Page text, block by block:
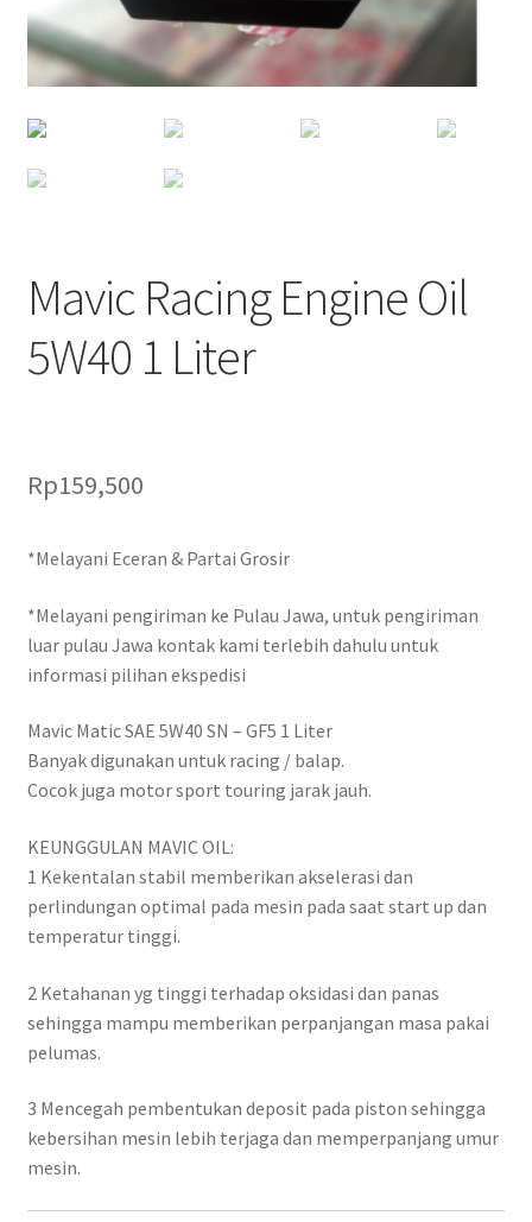
Mavic Racing Engine Oil
5W40 1 Liter
Rp159,500
*Melayani Eceran & Partai Grosir
*Melayani pengiriman ke Pulau Jawa, untuk pengiriman
luar pulau Jawa kontak kami terlebih dahulu untuk
informasi pilihan ekspedisi
Mavic Matic SAE 5W40 SN – GF5 1 Liter
Banyak digunakan untuk racing / balap.
Cocok juga motor sport touring jarak jauh.
KEUNGGULAN MAVIC OIL:
1 Kekentalan stabil memberikan akselerasi dan
perlindungan optimal pada mesin pada saat start up dan
temperatur tinggi.
2 Ketahanan yg tinggi terhadap oksidasi dan panas
sehingga mampu memberikan perpanjangan masa pakai
pelumas.
3 Mencegah pembentukan deposit pada piston sehingga
kebersihan mesin lebih terjaga dan memperpanjang umur
mesin.